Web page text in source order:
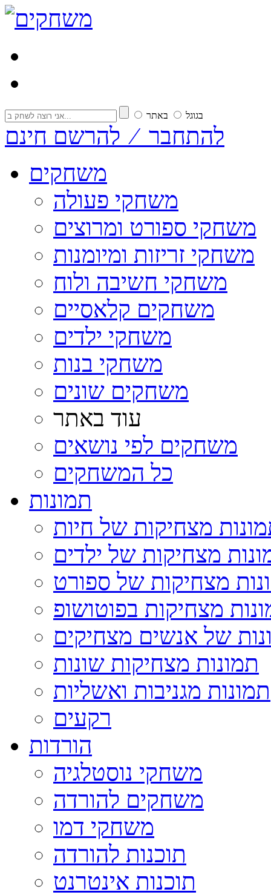
בגוגל באתר
להתחבר ⁄ להרשם חינם
משחקים
משחקי פעולה
משחקי ספורט ומרוצים
משחקי זריזות ומיומנות
משחקי חשיבה ולוח
משחקים קלאסיים
משחקי ילדים
משחקי בנות
משחקים שונים
עוד באתר
משחקים לפי נושאים
כל המשחקים
תמונות
מצחיקות של חיות
מצחיקות של ילדים
מצחיקות של ספורט
מצחיקות בפוטושופ
של אנשים מצחיקים
תמונות מצחיקות שונות
תמונות מגניבות ואשליות
רקעים
הורדות
משחקי נוסטלגיה
משחקים להורדה
משחקי דמו
תוכנות להורדה
תוכנות אינטרנט